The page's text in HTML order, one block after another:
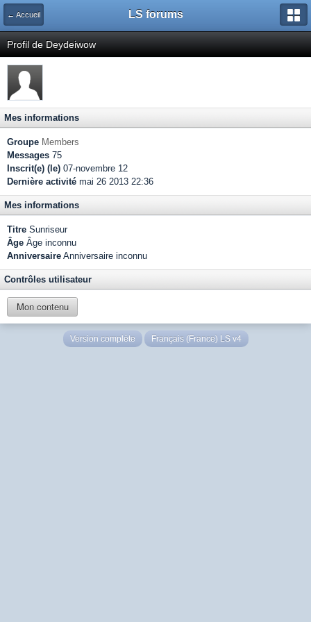
← Accueil LS forums
Profil de Deydeiwow
Mes informations
Groupe Members
Messages 75
Inscrit(e) (le) 07-novembre 12
Dernière activité mai 26 2013 22:36
Mes informations
Titre Sunriseur
Âge Âge inconnu
Anniversaire Anniversaire inconnu
Contrôles utilisateur
Mon contenu
Version complète Français (France) LS v4